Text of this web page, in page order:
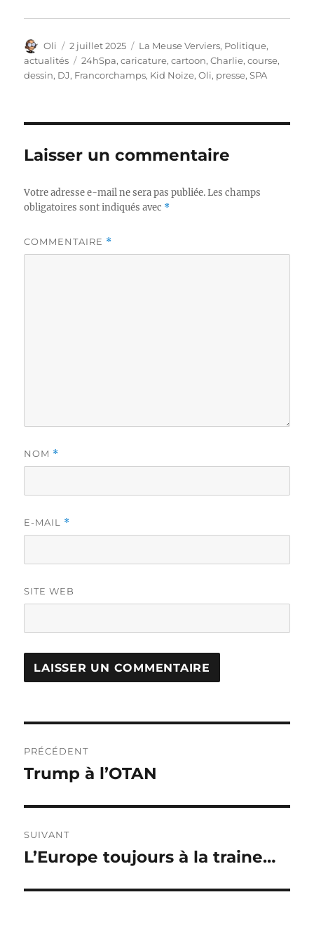
Auteur
Oli
Publié
le
2 juillet 2025 Catégories
La Meuse Verviers, Politique,
actualités
Étiquettes
24hSpa,caricature,cartoon,Charlie,course,
dessin, DJ, Francorchamps, Kid Noize,Oli, presse,SPA
Laisser un commentaire
Votre adresse e-mail ne sera pas publiée. Les champs
obligatoires sont indiqués avec *
COMMENTAIRE *
NOM *
E-MAIL *
SITE WEB
de
PRÉCÉDENT
Publication
Trump à l’OTAN
SUIVANT
Publication
L’Europe toujours à la traine…